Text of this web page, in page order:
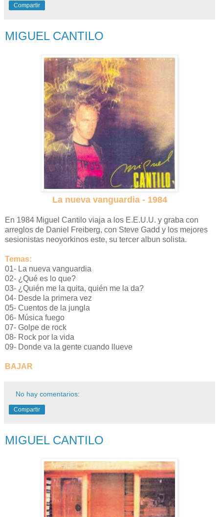
Compartir
MIGUEL CANTILO
La nueva vanguardia - 1984
En 1984 Miguel Cantilo viaja a los E.E.U.U. y graba con
arreglos de Daniel Freiberg, con Steve Gadd y los mejores
sesionistas neoyorkinos este, su tercer albun solista.
Temas:
01- La nueva vanguardia
02- ¿Qué es lo que?
03- ¿Quién me la quita, quién me la da?
04- Desde la primera vez
05- Cuentos de la jungla
06- Música fuego
07- Golpe de rock
08- Rock por la vida
09- Donde va la gente cuando llueve
BAJAR
No hay comentarios:
Compartir
MIGUEL CANTILO